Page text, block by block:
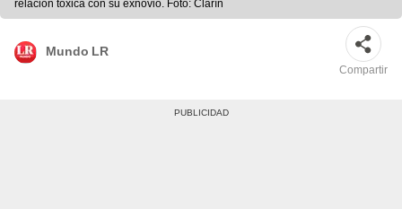
relación tóxica con su exnovio. Foto: Clarín
Mundo LR
Compartir